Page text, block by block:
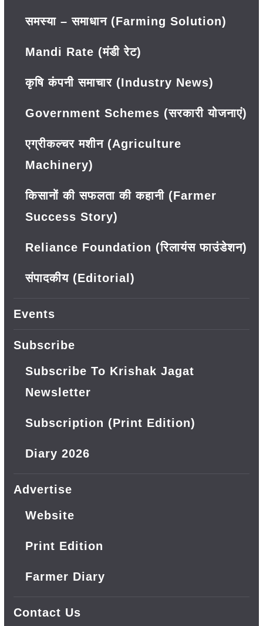
समस्या – समाधान (Farming Solution)
Mandi Rate (मंडी रेट)
कृषि कंपनी समाचार (Industry News)
Government Schemes (सरकारी योजनाएं)
एग्रीकल्चर मशीन (Agriculture
Machinery)
किसानों की सफलता की कहानी (Farmer
Success Story)
Reliance Foundation (रिलायंस फाउंडेशन)
संपादकीय (Editorial)
Events
Subscribe
Subscribe To Krishak Jagat
Newsletter
Subscription (Print Edition)
Diary 2026
Advertise
Website
Print Edition
Farmer Diary
Contact Us